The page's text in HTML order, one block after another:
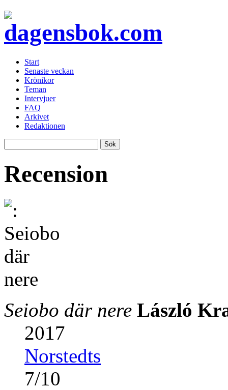
Start
Senaste veckan
Krönikor
Teman
Intervjuer
FAQ
Arkivet
Redaktionen
Recension
Seiobo där nere László
2017
Norstedts
7/10